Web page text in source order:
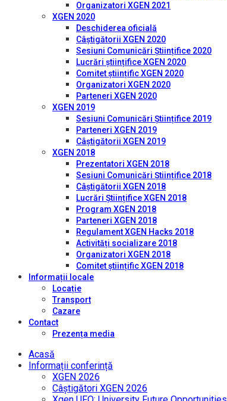
Organizatori XGEN 2021
XGEN 2020
Deschiderea oficială
Câștigătorii XGEN 2020
Sesiuni Comunicări Științifice 2020
Lucrări științifice XGEN 2020
Comitet științific XGEN 2020
Organizatori XGEN 2020
Parteneri XGEN 2020
XGEN 2019
Sesiuni Comunicări Științifice 2019
Parteneri XGEN 2019
Câștigătorii XGEN 2019
XGEN 2018
Prezentatori XGEN 2018
Sesiuni Comunicări Științifice 2018
Câștigătorii XGEN 2018
Lucrări Științifice XGEN 2018
Program XGEN 2018
Parteneri XGEN 2018
Regulament XGEN Hacks 2018
Activități socializare 2018
Organizatori XGEN 2018
Comitet științific XGEN 2018
Informații locale
Locație
Transport
Cazare
Contact
Prezența media
Acasă
Informații conferință
XGEN 2026
Câștigători XGEN 2026